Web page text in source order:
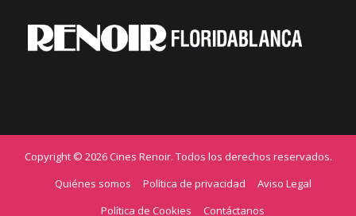
Copyright © 2026 Cines Renoir. Todos los derechos reservados.
Quiénes somos
Política de privacidad
Aviso Legal
Política de Cookies
Contáctanos